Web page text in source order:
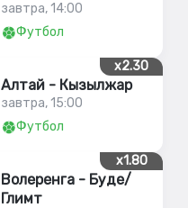
завтра, 14:00
Футбол
x2.30
Алтай - Кызылжар
завтра, 15:00
Футбол
x1.80
Волеренга - Буде/
Глимт